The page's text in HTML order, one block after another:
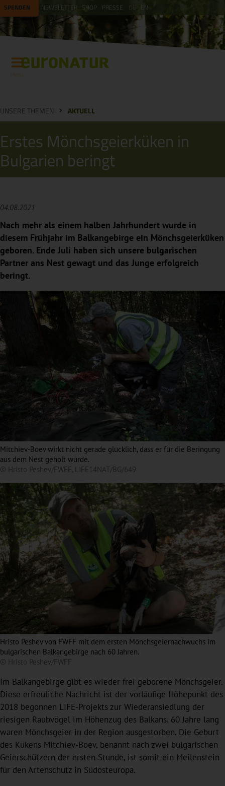
SPENDEN NEWSLETTER SHOP PRESSE EN
UNSERE THEMEN AKTUELL
Erstes Mönchsgeierküken in
Bulgarien beringt
04.08.2021
Nach mehr als einem halben Jahrhundert wurde in
diesem Frühjahr im Balkangebirge ein Mönchsgeierküken
geboren. Ende Juli haben sich unsere bulgarischen
Partner ans Nest gewagt und das Junge erfolgreich
beringt.
Mitchiev-Boev wirkt nicht gerade glücklich, dass er für die Beringung
aus dem Nest geholt wurde.
© Hristo Peshev/FWFF, LIFE14NAT/BG/649
Hristo Peshev von FWFF mit dem ersten Mönchsgeiernachwuchs im
bulgarischen Balkangebirge nach 60 Jahren.
© Hristo Peshev/FWFF
Im Balkangebirge gibt es wieder frei geborene Mönchsgeier.
Diese erfreuliche Nachricht ist der vorläufige Höhepunkt des
2018 begonnen LIFE-Projekts zur Wiederansiedlung der
riesigen Raubvögel im Höhenzug des Balkans. 60 Jahre lang
waren Mönchsgeier in der Region ausgestorben. Die Geburt
des Kükens Mitchiev-Boev, benannt nach zwei bulgarischen
Geierschützern der ersten Stunde, ist somit ein Meilenstein
für den Artenschutz in Südosteuropa.